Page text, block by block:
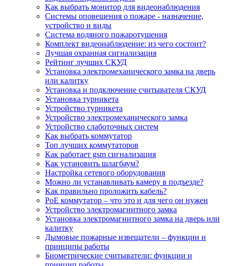
Как выбрать монитор для видеонаблюдения
Системы оповещения о пожаре - назначение,
устройство и виды
Система водяного пожаротушения
Комплект видеонаблюдение: из чего состоит?
Лучшая охранная сигнализация
Рейтинг лучших СКУД
Установка электромеханического замка на дверь
или калитку
Установка и подключение считывателя СКУД
Установка турникета
Устройство турникета
Устройство электромеханического замка
Устройство слаботочных систем
Как выбрать коммутатор
Топ лучших коммутаторов
Как работает gsm сигнализация
Как установить шлагбаум?
Настройка сетевого оборудования
Можно ли устанавливать камеру в подъезде?
Как правильно проложить кабель?
PoE коммутатор – что это и для чего он нужен
Устройство электромагнитного замка
Установка электромагнитного замка на дверь или
калитку
Дымовые пожарные извещатели – функции и
принципы работы
Биометрические считыватели: функции и